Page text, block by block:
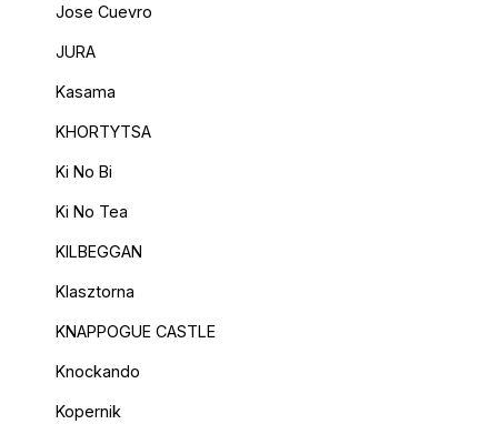
Jose Cuevro
JURA
Kasama
KHORTYTSA
Ki No Bi
Ki No Tea
KILBEGGAN
Klasztorna
KNAPPOGUE CASTLE
Knockando
Kopernik